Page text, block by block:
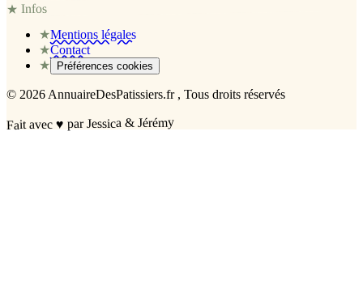
★Infos
★Mentions légales
★Contact
★
Préférences cookies
© 2026 AnnuaireDesPatissiers.fr , Tous droits réservés
Fait avec♥ par Jessica & Jérémy